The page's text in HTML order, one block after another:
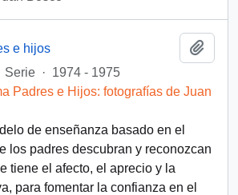
e hijos
Serie · 1974 - 1975
Padres e Hijos: fotografías de Juan
de enseñanza basado en el
los padres descubran y reconozcan
tiene el afecto, el aprecio y la
para fomentar la confianza en el